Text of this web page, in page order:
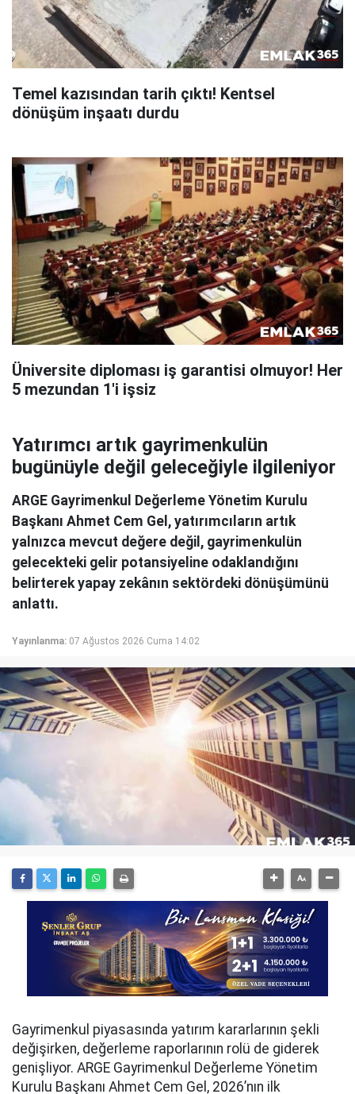
Temel kazısından tarih çıktı! Kentsel
dönüşüm inşaatı durdu
Üniversite diploması iş garantisi olmuyor! Her
5 mezundan 1'i işsiz
Yatırımcı artık gayrimenkulün
bugünüyle değil geleceğiyle ilgileniyor
ARGE Gayrimenkul Değerleme Yönetim Kurulu
Başkanı Ahmet Cem Gel, yatırımcıların artık
yalnızca mevcut değere değil, gayrimenkulün
gelecekteki gelir potansiyeline odaklandığını
belirterek yapay zekânın sektördeki dönüşümünü
anlattı.
Yayınlanma: 07 Ağustos 2026 Cuma 14:02
Gayrimenkul piyasasında yatırım kararlarının şekli
değişirken, değerleme raporlarının rolü de giderek
genişliyor. ARGE Gayrimenkul Değerleme Yönetim
Kurulu Başkanı Ahmet Cem Gel, 2026’nın ilk